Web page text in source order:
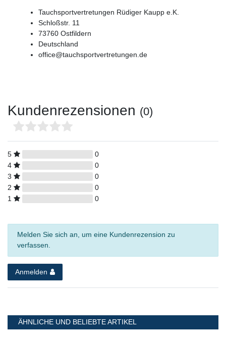
Tauchsportvertretungen Rüdiger Kaupp e.K.
Schloßstr. 11
73760 Ostfildern
Deutschland
office@tauchsportvertretungen.de
Kundenrezensionen (0)
5
0
4
0
3
0
2
0
1
0
Melden Sie sich an, um eine Kundenrezension zu
verfassen.
Anmelden
ÄHNLICHE UND BELIEBTE ARTIKEL